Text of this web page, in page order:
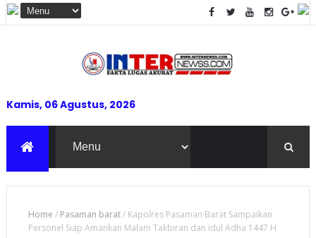
Kamis, 06 Agustus, 2026
Home / Pasaman barat/ Kapolres Pasaman Barat Sampaikan
Personel Siap Amankan Malam Takbiran dan idul Adha 1447 H